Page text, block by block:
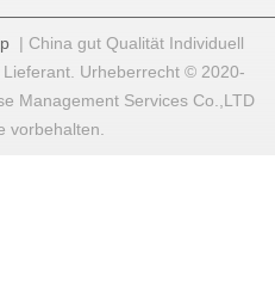
| China gut Qualität Individuell
Urheberrecht © 2020-
Management Services Co.,LTD
vorbehalten.